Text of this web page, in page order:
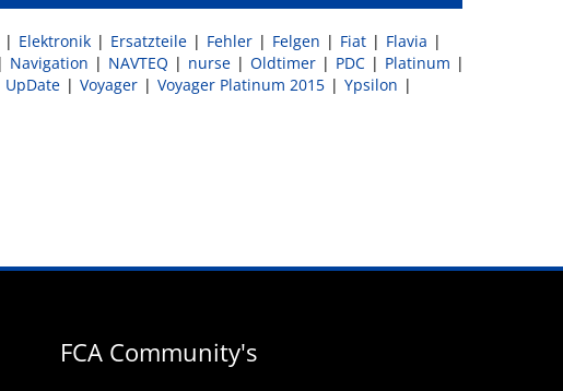
Elektronik Ersatzteile Fehler Felgen Fiat
Flavia
Navigation NAVTEQ nurse Oldtimer PDC
Platinum
UpDate Voyager Voyager Platinum 2015
Ypsilon
FCA Community's